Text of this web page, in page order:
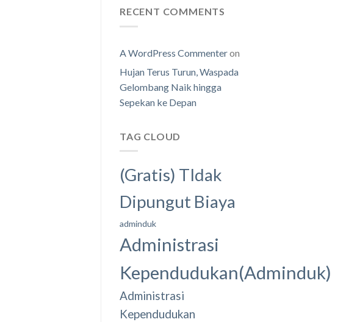
RECENT COMMENTS
A WordPress Commenteron
Hujan Terus Turun, Waspada
Gelombang Naik hingga
Sepekan ke Depan
TAG CLOUD
(Gratis) TIdak
Dipungut Biaya
adminduk
Administrasi
Kependudukan(Adminduk)
Administrasi
Kependudukan